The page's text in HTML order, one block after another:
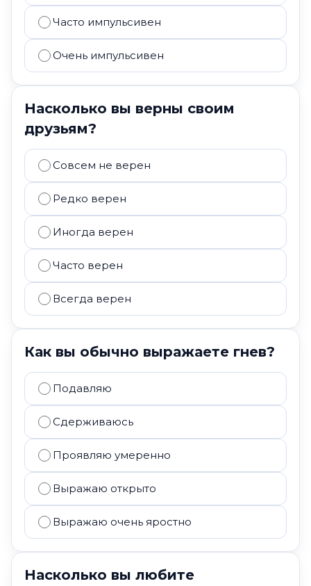
Часто импульсивен
Очень импульсивен
Насколько вы верны своим
друзьям?
Совсем не верен
Редко верен
Иногда верен
Часто верен
Всегда верен
Как вы обычно выражаете гнев?
Подавляю
Сдерживаюсь
Проявляю умеренно
Выражаю открыто
Выражаю очень яростно
Насколько вы любите